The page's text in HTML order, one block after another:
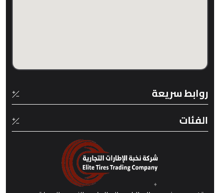
روابط سريعة
الفئات